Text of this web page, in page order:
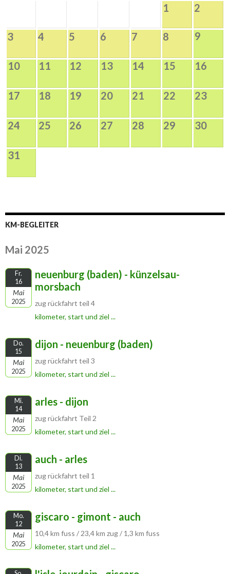
1 2
3 4 5 6 7 8 9
10 11 12 13 14 15 16
17 18 19 20 21 22 23
24 25 26 27 28 29 30
31
KM-BEGLEITER
Mai 2025
Fr.
16
Mai
2025
neuenburg (baden) - künzelsau-
morsbach
zug rückfahrt teil 4
kilometer, start und ziel ...
Do.
15
Mai
2025
dijon - neuenburg (baden)
zug rückfahrt teil 3
kilometer, start und ziel ...
Mi.
14
Mai
2025
arles - dijon
zug rückfahrt Teil 2
kilometer, start und ziel ...
Di.
13
Mai
2025
auch - arles
zug rückfahrt teil 1
kilometer, start und ziel ...
Mo.
12
Mai
2025
giscaro - gimont - auch
10,4 km fuss / 23,4 km zug / 1,3 km fuss
kilometer, start und ziel ...